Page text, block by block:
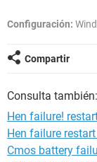
Configuración:
Compartir
Consulta también:
Hen failure!
Hen failure
Cmos battery